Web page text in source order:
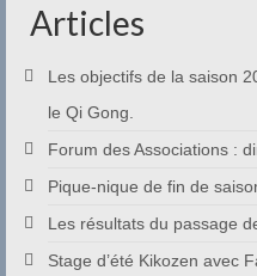
Articles
Les objectifs de la saison
le Qi Gong.
Forum des Associations :
Pique-nique de fin de
Les résultats du passage
Stage d’été Kikozen avec